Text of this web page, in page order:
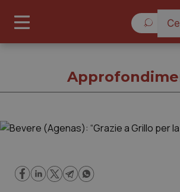
Cronache